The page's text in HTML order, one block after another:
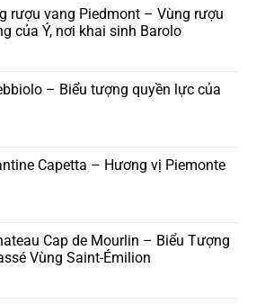
rượu vang Piedmont – Vùng rượu
của Ý, nơi khai sinh Barolo
– Biểu tượng quyền lực của
Capetta – Hương vị Piemonte
Cap de Mourlin – Biểu Tượng
Vùng Saint-Émilion